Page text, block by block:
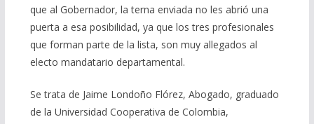
que al Gobernador, la terna enviada no les abrió una
puerta a esa posibilidad, ya que los tres profesionales
que forman parte de la lista, son muy allegados al
electo mandatario departamental.
Se trata de Jaime Londoño Flórez, Abogado, graduado
de la Universidad Cooperativa de Colombia,